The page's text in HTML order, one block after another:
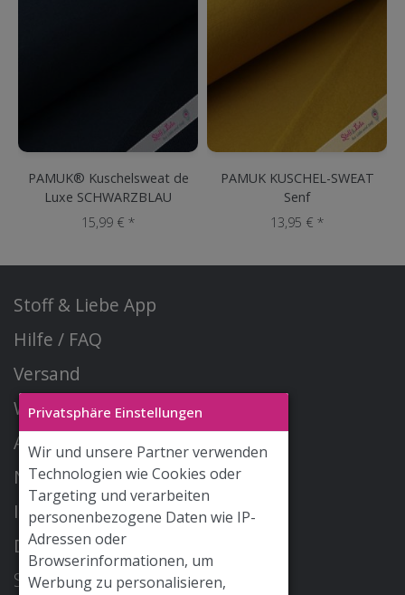
Privatsphäre Einstellungen
Wir und unsere Partner verwenden
Technologien wie Cookies oder
Targeting und verarbeiten
personenbezogene Daten wie IP-
Adressen oder
Browserinformationen, um
Werbung zu personalisieren,
PAMUK® Kuschelsweat de
Luxe SCHWARZBLAU
15,99 € *
PAMUK KUSCHEL-SWEAT
Senf
13,95 € *
Stoff & Liebe App
Hilfe / FAQ
Versand
Widerrufsrecht
AGB
Newsletter
Impressum
Datenschutz
STOFF & LIEBE GmbH